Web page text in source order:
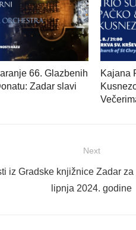
66. Glazbenih
Zadar slavi
Kajana
Next
iz Gradske knjižnice Zadar za
lipnja 2024. godine